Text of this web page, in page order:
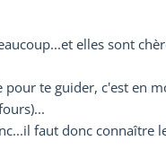
elles sont
te guider, c'est en
faut donc connaître